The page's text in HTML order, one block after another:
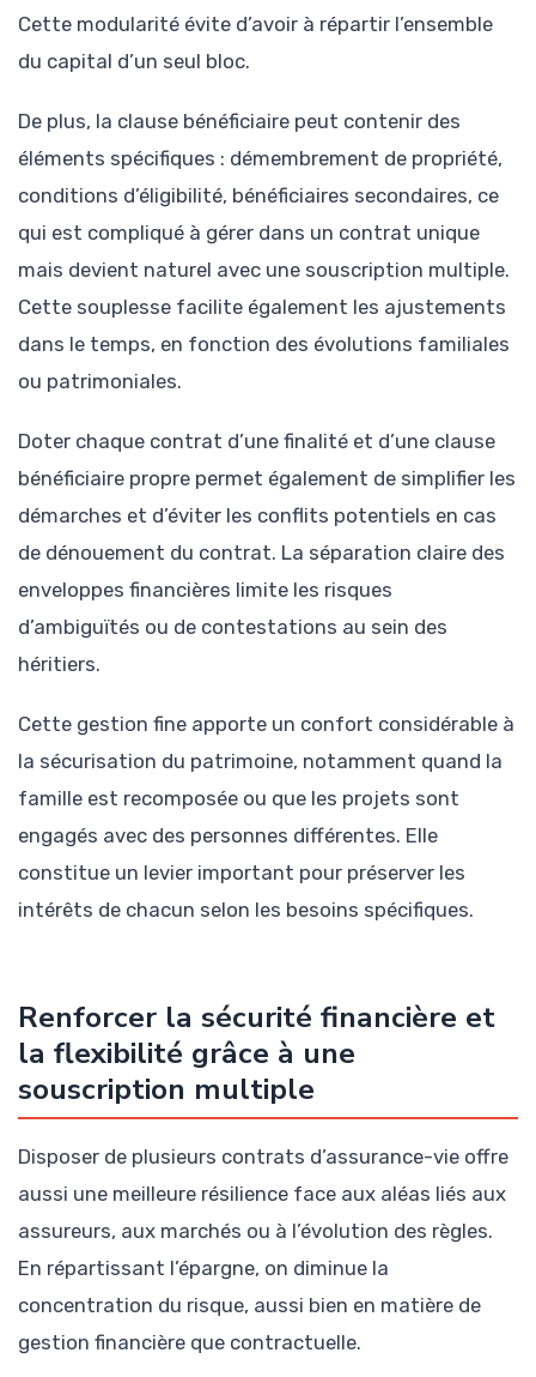
Cette modularité évite d’avoir à répartir l’ensemble
du capital d’un seul bloc.
De plus, la clause bénéficiaire peut contenir des
éléments spécifiques : démembrement de propriété,
conditions d’éligibilité, bénéficiaires secondaires, ce
qui est compliqué à gérer dans un contrat unique
mais devient naturel avec une souscription multiple.
Cette souplesse facilite également les ajustements
dans le temps, en fonction des évolutions familiales
ou patrimoniales.
Doter chaque contrat d’une finalité et d’une clause
bénéficiaire propre permet également de simplifier les
démarches et d’éviter les conflits potentiels en cas
de dénouement du contrat. La séparation claire des
enveloppes financières limite les risques
d’ambiguïtés ou de contestations au sein des
héritiers.
Cette gestion fine apporte un confort considérable à
la sécurisation du patrimoine, notamment quand la
famille est recomposée ou que les projets sont
engagés avec des personnes différentes. Elle
constitue un levier important pour préserver les
intérêts de chacun selon les besoins spécifiques.
Renforcer la sécurité financière et
la flexibilité grâce à une
souscription multiple
Disposer de plusieurs contrats d’assurance-vie offre
aussi une meilleure résilience face aux aléas liés aux
assureurs, aux marchés ou à l’évolution des règles.
En répartissant l’épargne, on diminue la
concentration du risque, aussi bien en matière de
gestion financière que contractuelle.